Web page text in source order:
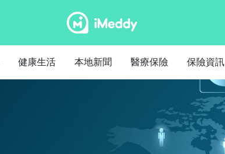
健康生活 本地新聞 醫療保險 保險資訊